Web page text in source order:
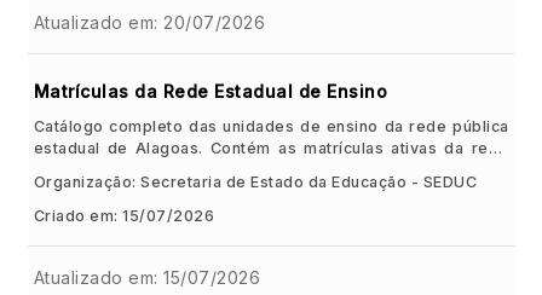
das taxas bruta de natalidade e mortalidade por município,
nos sistemas.
Atualizado em: 20/07/2026
Matrículas da Rede Estadual de Ensino
Catálogo completo das unidades de ensino da rede pública
estadual de Alagoas. Contém as matrículas ativas da rede
distribuição por Gerência Especial de Educação (GEE),
turnos de funcionamento, turmas ativas e
Organização: Secretaria de Estado da Educação - SEDUC
Criado em: 15/07/2026
Atualizado em: 15/07/2026